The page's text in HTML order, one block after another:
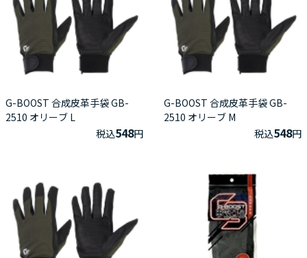
G-BOOST 合成皮革手袋 GB-
2510 オリーブ L
税込548円
G-BOOST 合成皮革手袋 GB-
2510 オリーブ M
税込548円